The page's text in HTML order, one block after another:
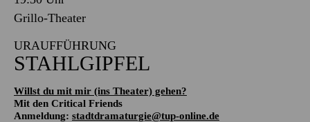
Grillo-Theater
URAUFFÜHRUNG
STAHLGIPFEL
Willst du mit mir (ins Theater) gehen?
Mit den Critical Friends
Anmeldung: stadtdramaturgie@tup-online.de